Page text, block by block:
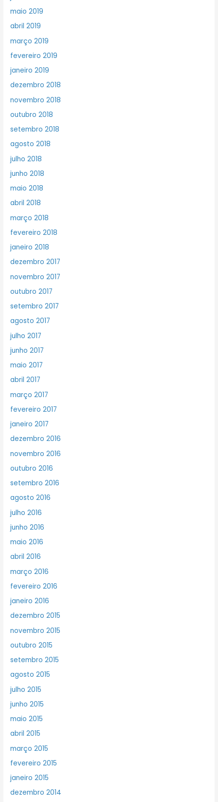
maio 2019
abril 2019
março 2019
fevereiro 2019
janeiro 2019
dezembro 2018
novembro 2018
outubro 2018
setembro 2018
agosto 2018
julho 2018
junho 2018
maio 2018
abril 2018
março 2018
fevereiro 2018
janeiro 2018
dezembro 2017
novembro 2017
outubro 2017
setembro 2017
agosto 2017
julho 2017
junho 2017
maio 2017
abril 2017
março 2017
fevereiro 2017
janeiro 2017
dezembro 2016
novembro 2016
outubro 2016
setembro 2016
agosto 2016
julho 2016
junho 2016
maio 2016
abril 2016
março 2016
fevereiro 2016
janeiro 2016
dezembro 2015
novembro 2015
outubro 2015
setembro 2015
agosto 2015
julho 2015
junho 2015
maio 2015
abril 2015
março 2015
fevereiro 2015
janeiro 2015
dezembro 2014